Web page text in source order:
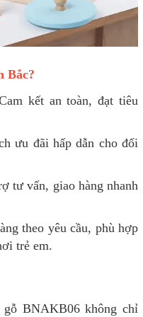
Bắc?
kết an toàn, đạt tiêu
ưu đãi hấp dẫn cho đối
tư vấn, giao hàng nhanh
theo yêu cầu, phù hợp
trẻ em.
BNAKB06 không chỉ